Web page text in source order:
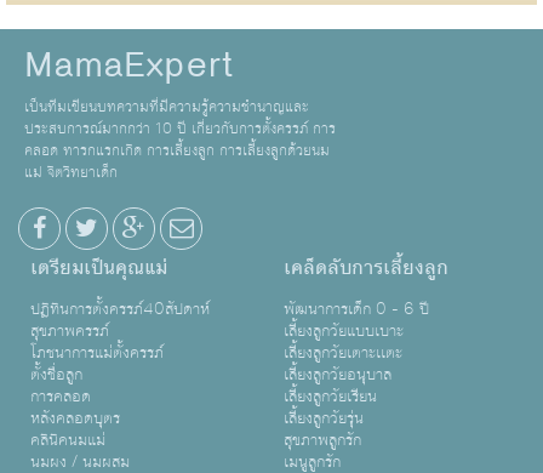
MamaExpert
เป็นทีมเขียนบทความที่มีความรู้ความชำนาญและ
ประสบการณ์มากกว่า 10 ปี เกี่ยวกับการตั้งครรภ์ การ
คลอด ทารกแรกเกิด การเลี้ยงลูก การเลี้ยงลูกด้วยนม
แม่ จิตวิทยาเด็ก
เตรียมเป็นคุณแม่
ปฏิทินการตั้งครรภ์40สัปดาห์
สุขภาพครรภ์
โภชนาการแม่ตั้งครรภ์
ตั้งชื่อลูก
การคลอด
หลังคลอดบุตร
คลินิคนมแม่
นมผง / นมผสม
เคล็ดลับการเลี้ยงลูก
พัฒนาการเด็ก 0 - 6 ปี
เลี้ยงลูกวัยแบบเบาะ
เลี้ยงลูกวัยเตาะเเตะ
เลี้ยงลูกวัยอนุบาล
เลี้ยงลูกวัยเรียน
เลี้ยงลูกวัยรุ่น
สุขภาพลูกรัก
เมนูลูกรัก